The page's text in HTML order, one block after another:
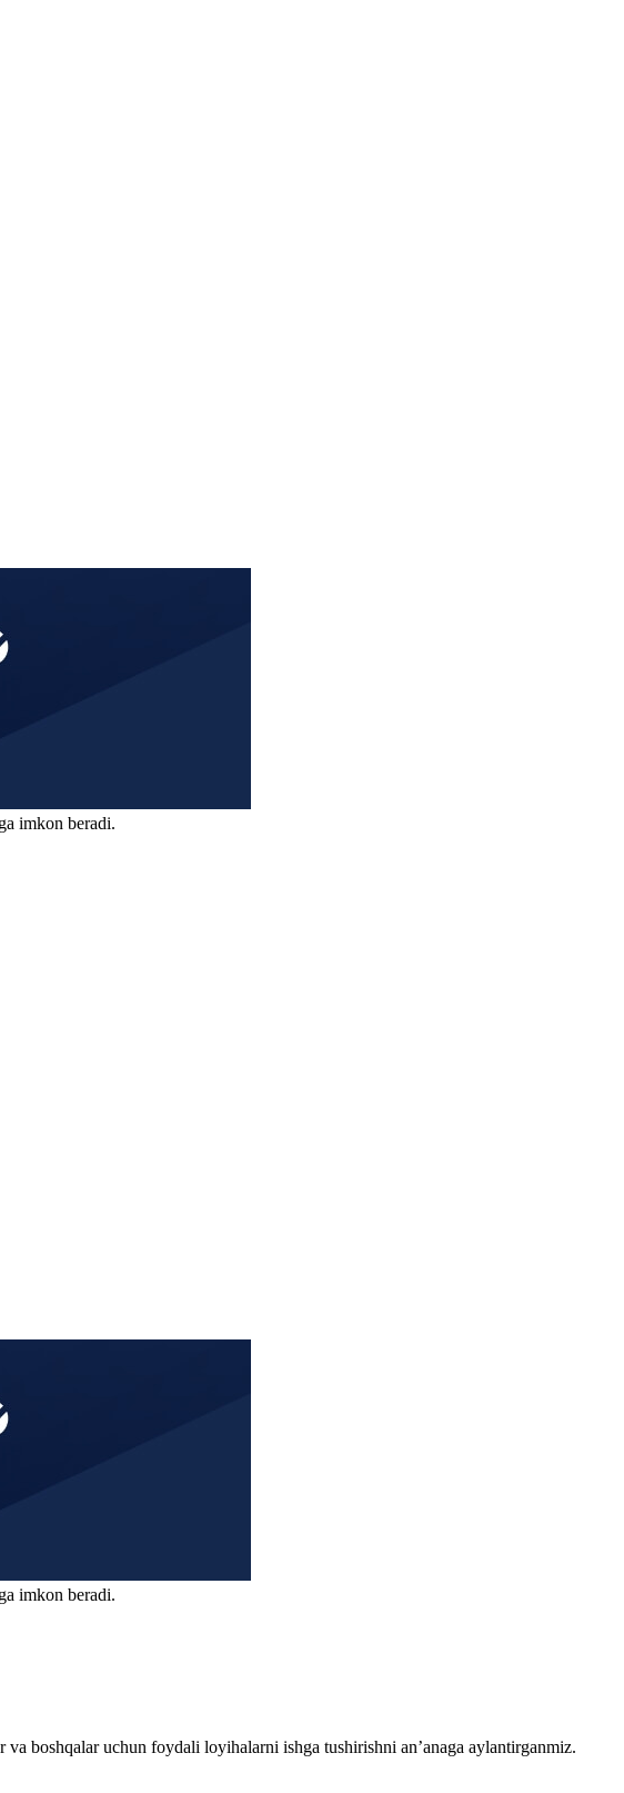
imkon beradi.
imkon beradi.
boshqalar uchun foydali loyihalarni ishga tushirishni an’anaga aylantirganmiz.